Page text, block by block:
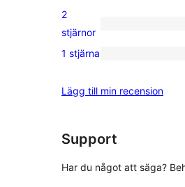
3-
stjärniga
0
2-
recensioner
2
stjärnor
0
stjärniga
1 stjärna
Lägg till min recension
Support
Har du något att säga?